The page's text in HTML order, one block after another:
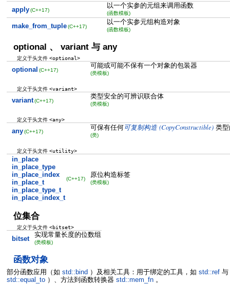
apply (C++17)
以一个实参的元组来调用函数
(函数模板)
make_from_tuple (C++17)
以一个实参元组构造对象
(函数模板)
optional 、 variant 与 any
定义于头文件<optional>
optional (C++17)
可能或可能不保有一个对象的包装器
(类模板)
定义于头文件<variant>
variant (C++17)
类型安全的可辨识联合体
(类模板)
定义于头文件<any>
any (C++17)
可保有任何可复制构造 (CopyConstructible) 类
(类)
定义于头文件<utility>
in_place
in_place_type
in_place_index
in_place_t
in_place_type_t
in_place_index_t
(C++17)
原位构造标签
(类模板)
位集合
定义于头文件<bitset>
bitset
实现常量长度的位数组
(类模板)
函数对象
部分函数应用（如 std::bind）及相关工具：用于绑定的工具，如 std::ref与
std::equal_to）、方法到函数转换器 std::mem_fn。